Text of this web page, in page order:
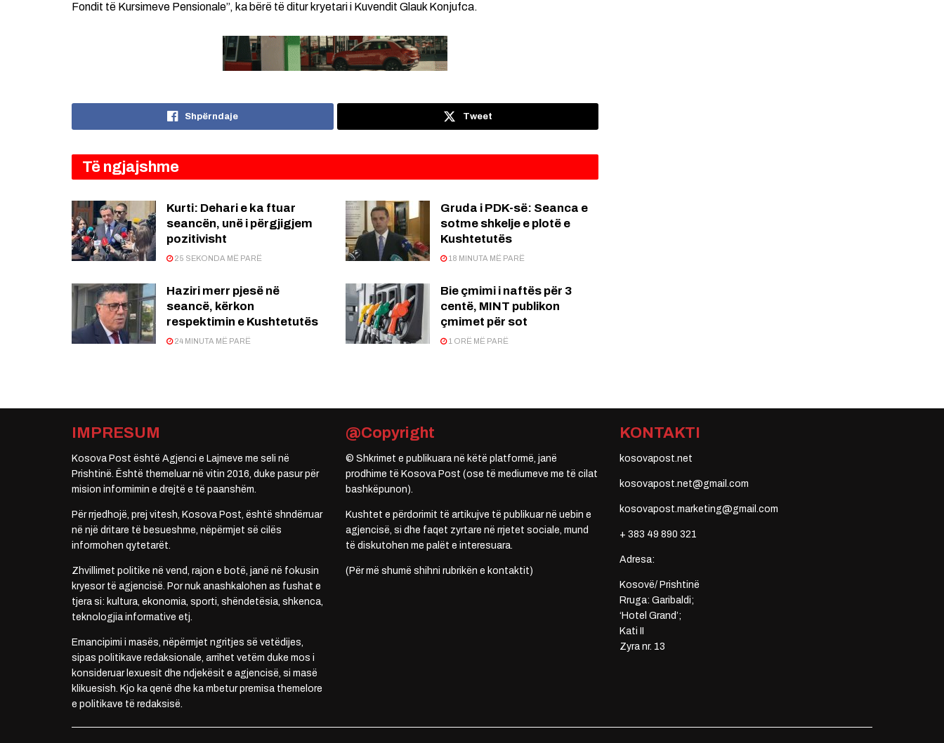
Fondit të Kursimeve Pensionale”, ka bërë të ditur kryetari i Kuvendit Glauk Konjufca.
Shpërndaje Tweet
Të ngjajshme
Kurti: Dehari e ka ftuar
seancën, unë i përgjigjem
pozitivisht
25 SEKONDA MË PARË
Gruda i PDK-së: Seanca e
sotme shkelje e plotë e
Kushtetutës
18 MINUTA MË PARË
Haziri merr pjesë në
seancë, kërkon
respektimin e Kushtetutës
24 MINUTA MË PARË
Bie çmimi i naftës për 3
centë, MINT publikon
çmimet për sot
1 ORË MË PARË
IMPRESUM
Kosova Post është Agjenci e Lajmeve me seli në
Prishtinë. Është themeluar në vitin 2016, duke pasur për
mision informimin e drejtë e të paanshëm.
Për rrjedhojë, prej vitesh, Kosova Post, është shndërruar
në një dritare të besueshme, nëpërmjet së cilës
informohen qytetarët.
Zhvillimet politike në vend, rajon e botë, janë në fokusin
kryesor të agjencisë. Por nuk anashkalohen as fushat e
tjera si: kultura, ekonomia, sporti, shëndetësia, shkenca,
teknologjia informative etj.
Emancipimi i masës, nëpërmjet ngritjes së vetëdijes,
sipas politikave redaksionale, arrihet vetëm duke mos i
konsideruar lexuesit dhe ndjekësit e agjencisë, si masë
klikuesish. Kjo ka qenë dhe ka mbetur premisa themelore
e politikave të redaksisë.
@Copyright
© Shkrimet e publikuara në këtë platformë, janë
prodhime të Kosova Post (ose të mediumeve me të cilat
bashkëpunon).
Kushtet e përdorimit të artikujve të publikuar në uebin e
agjencisë, si dhe faqet zyrtare në rrjetet sociale, mund
të diskutohen me palët e interesuara.
(Për më shumë shihni rubrikën e kontaktit)
KONTAKTI
kosovapost.net
kosovapost.net@gmail.com
kosovapost.marketing@gmail.com
+ 383 49 890 321
Adresa:
Kosovë/ Prishtinë
Rruga: Garibaldi;
‘Hotel Grand’;
Kati II
Zyra nr. 13